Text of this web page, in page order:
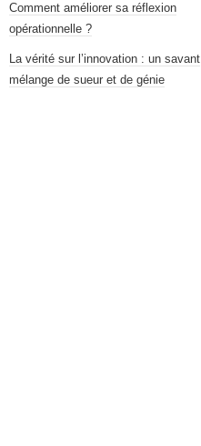
Comment améliorer sa réflexion
opérationnelle ?
La vérité sur l’innovation : un savant
mélange de sueur et de génie